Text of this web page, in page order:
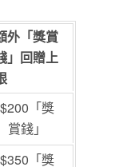
外「獎賞
」回贈上
$200「獎
賞錢」
$350「獎